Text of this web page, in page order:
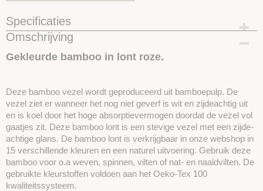
Specificaties
Productcode
Omschrijving
Gekleurde bamboo in lont roze.
Deze bamboo vezel wordt geproduceerd uit bamboepulp. De
vezel ziet er wanneer het nog niet geverf is wit en zijdeachtig uit
en is koel door het hoge absorptievermogen doordat de vezel vol
gaatjes zit. Deze bamboo lont is een stevige vezel met een zijde-
achtige glans. De bamboo lont is verkrijgbaar in onze webshop in
15 verschillende kleuren en een naturel uitvoering. Gebruik deze
bamboo voor o.a weven, spinnen, vilten of nat- en naaldvilten. De
gebruikte kleurstoffen voldoen aan het Oeko-Tex 100
kwaliteitssysteem.